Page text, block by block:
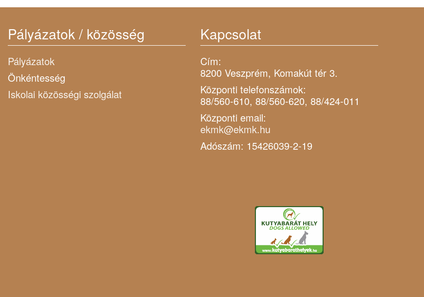
Pályázatok / közösség
Pályázatok
Önkéntesség
Iskolai közösségi szolgálat
Kapcsolat
Cím:
8200 Veszprém, Komakút tér 3.
Központi telefonszámok:
88/560-610, 88/560-620, 88/424-011
Központi email:
ekmk@ekmk.hu
Adószám: 15426039-2-19